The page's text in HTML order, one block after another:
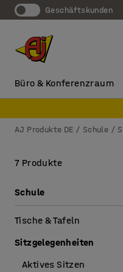
Geschäftskunden
Büro & Konferenzraum
AJ Produkte DE Schule
7 Produkte
Schule
Tische & Tafeln
Sitzgelegenheiten
Aktives Sitzen